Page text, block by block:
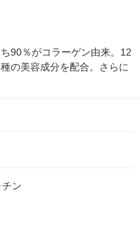
90％がコラーゲン由来。12
の美容成分を配合。さらに
ン